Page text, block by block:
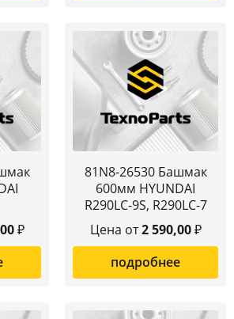
₽
81N8-26530 Башмак
600мм HYUNDAI
R290LC-9S, R290LC-7
Цена от2 590,00₽
подробнее